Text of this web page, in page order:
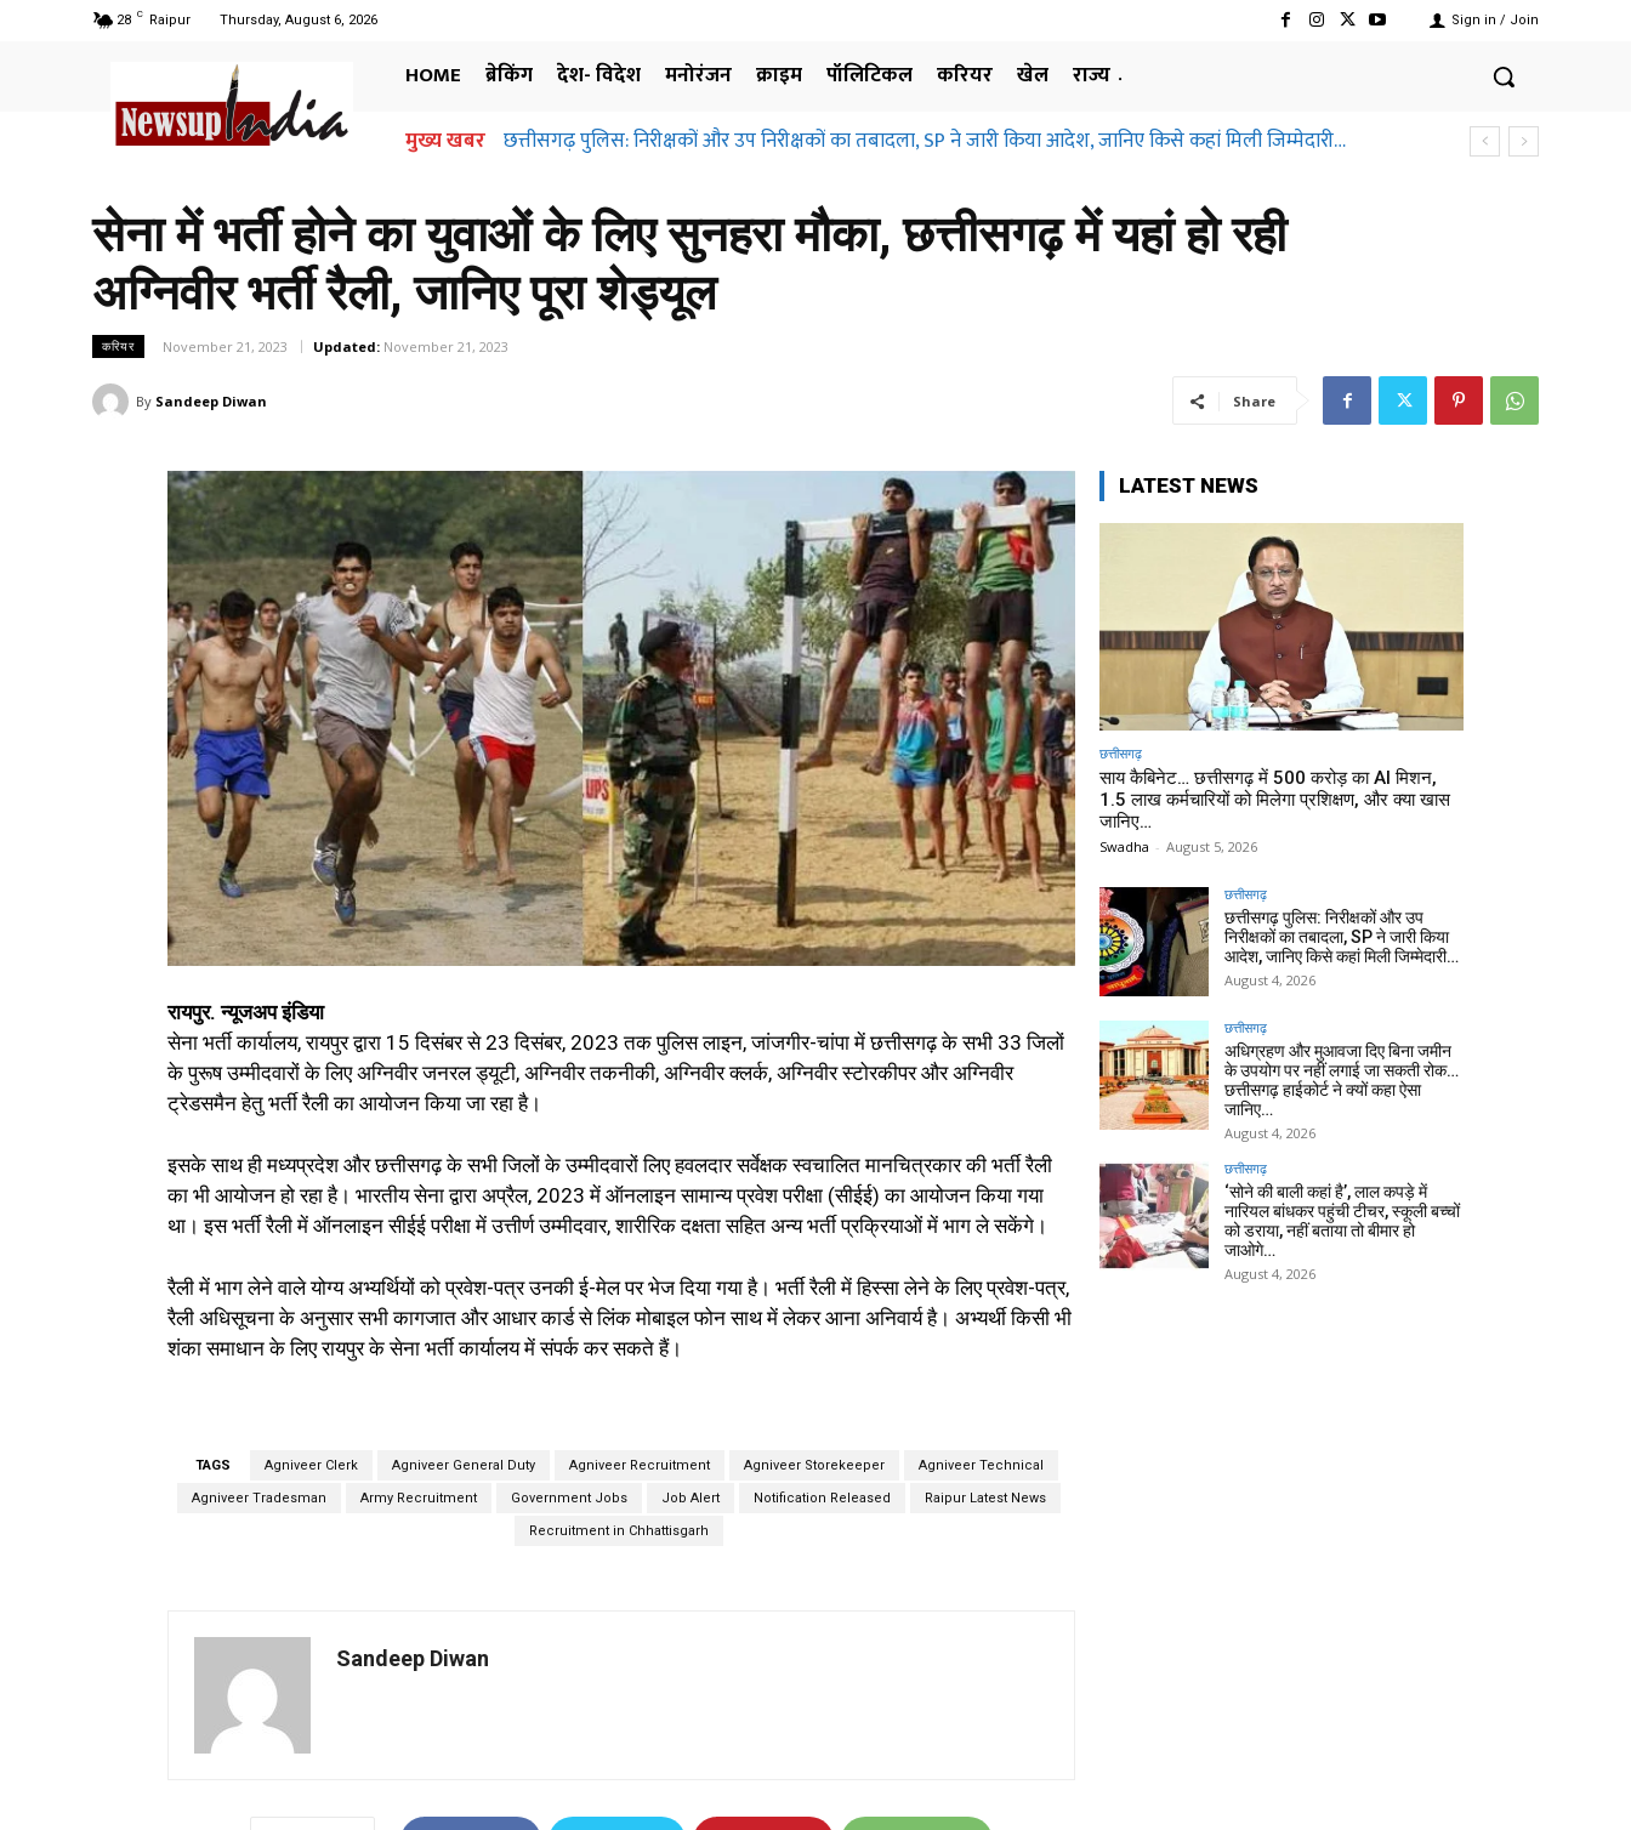
28 C Raipur Thursday, August 6, 2026 Sign in / Join
HOME ब्रेकिंग देश- विदेश मनोरंजन क्राइम पॉलिटिकल करियर खेल
राज्य
मुख्य खबर छत्तीसगढ़ पुलिस: निरीक्षकों और उप निरीक्षकों का तबादला, SP ने जारी किया आदेश, जानिए किसे कहां मिली जिम्मेदारी…
सेना में भर्ती होने का युवाओं के लिए सुनहरा मौका, छत्तीसगढ़ में यहां हो रही
अग्निवीर भर्ती रैली, जानिए पूरा शेड्यूल
करियर November 21, 2023 Updated: November 21, 2023
By Sandeep Diwan Share
रायपुर. न्यूजअप इंडिया
सेना भर्ती कार्यालय, रायपुर द्वारा 15 दिसंबर से 23 दिसंबर, 2023 तक पुलिस लाइन, जांजगीर-चांपा में छत्तीसगढ़ के सभी 33 जिलों
के पुरूष उम्‍मीदवारों के लिए अग्निवीर जनरल ड्यूटी, अग्निवीर तकनीकी, अग्निवीर क्‍लर्क, अग्निवीर स्‍टोरकीपर और अग्निवीर
ट्रेडसमैन हेतु भर्ती रैली का आयोजन किया जा रहा है।
इसके साथ ही मध्‍यप्रदेश और छत्तीसगढ़ के सभी जिलों के उम्‍मीदवारों लिए हवलदार सर्वेक्षक स्‍वचालित मानचित्रकार की भर्ती रैली
का भी आयोजन हो रहा है। भारतीय सेना द्वारा अप्रैल, 2023 में ऑनलाइन सामान्‍य प्रवेश परीक्षा (सीईई) का आयोजन किया गया
था। इस भर्ती रैली में ऑनलाइन सीईई परीक्षा में उत्तीर्ण उम्‍मीदवार, शारीरिक दक्षता सहित अन्‍य भर्ती प्रक्रियाओं में भाग ले सकेंगे।
रैली में भाग लेने वाले योग्‍य अभ्‍यर्थियों को प्रवेश-पत्र उनकी ई-मेल पर भेज दिया गया है। भर्ती रैली में हिस्‍सा लेने के लिए प्रवेश-पत्र,
रैली अधिसूचना के अनुसार सभी कागजात और आधार कार्ड से लिंक मोबाइल फोन साथ में लेकर आना अनिवार्य है। अभ्यर्थी किसी भी
शंका समाधान के लिए रायपुर के सेना भर्ती कार्यालय में संपर्क कर सकते हैं।
TAGS Agniveer Clerk Agniveer General Duty Agniveer Recruitment Agniveer Storekeeper Agniveer Technical
Agniveer Tradesman Army Recruitment Government Jobs Job Alert Notification Released Raipur Latest News
Recruitment in Chhattisgarh
Sandeep Diwan
LATEST NEWS
छत्तीसगढ़
साय कैबिनेट… छत्तीसगढ़ में 500 करोड़ का AI मिशन,
1.5 लाख कर्मचारियों को मिलेगा प्रशिक्षण, और क्या खास
जानिए…
Swadha - August 5, 2026
छत्तीसगढ़
छत्तीसगढ़ पुलिस: निरीक्षकों और उप
निरीक्षकों का तबादला, SP ने जारी किया
आदेश, जानिए किसे कहां मिली जिम्मेदारी…
August 4, 2026
छत्तीसगढ़
अधिग्रहण और मुआवजा दिए बिना जमीन
के उपयोग पर नहीं लगाई जा सकती रोक…
छत्तीसगढ़ हाईकोर्ट ने क्यों कहा ऐसा
जानिए…
August 4, 2026
छत्तीसगढ़
‘सोने की बाली कहां है’, लाल कपड़े में
नारियल बांधकर पहुंची टीचर, स्कूली बच्चों
को डराया, नहीं बताया तो बीमार हो
जाओगे…
August 4, 2026